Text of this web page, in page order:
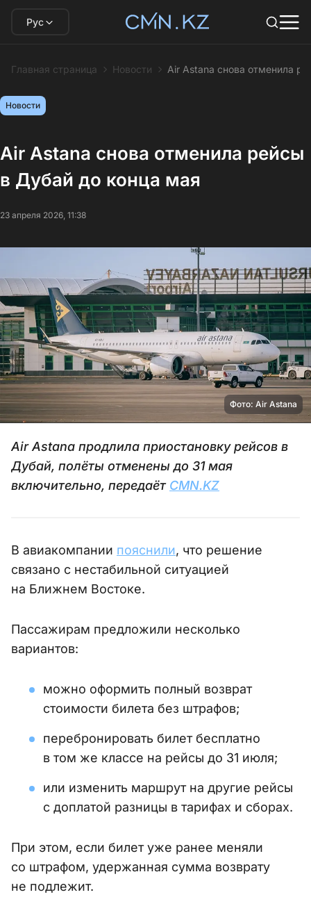
Рус
Главная страница Новости Air Astana снова отменила
Новости
Air Astana снова отменила рейсы
в Дубай до конца мая
23 апреля 2026, 11:38
Фото: Air Astana
Air Astana продлила приостановку рейсов в
Дубай, полёты отменены до 31 мая
включительно, передаёт CMN.KZ
В авиакомпании пояснили, что решение
связано с нестабильной ситуацией
на Ближнем Востоке.
Пассажирам предложили несколько
вариантов:
можно оформить полный возврат
стоимости билета без штрафов;
перебронировать билет бесплатно
в том же классе на рейсы до 31 июля;
или изменить маршрут на другие рейсы
с доплатой разницы в тарифах и сборах.
При этом, если билет уже ранее меняли
со штрафом, удержанная сумма возврату
не подлежит.